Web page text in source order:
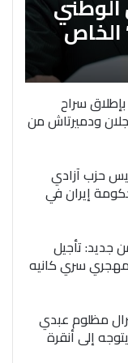
الخاص
سراح
ودميرتاش من
حزب آزادي
إيران في
جديد: تأجيل
سري كانيه
مظلوم عبدي
إلى أنقرة